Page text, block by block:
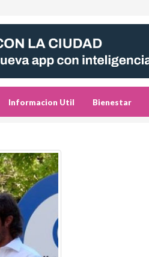
Informacion Util Bienestar